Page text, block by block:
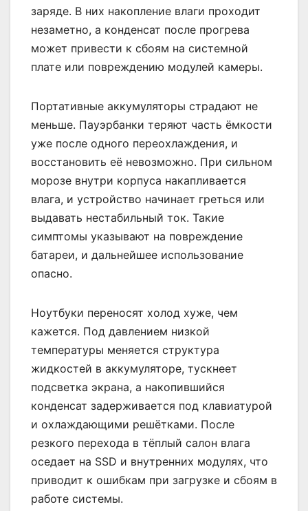
заряде. В них накопление влаги проходит
незаметно, а конденсат после прогрева
может привести к сбоям на системной
плате или повреждению модулей камеры.
Портативные аккумуляторы страдают не
меньше. Пауэрбанки теряют часть ёмкости
уже после одного переохлаждения, и
восстановить её невозможно. При сильном
морозе внутри корпуса накапливается
влага, и устройство начинает греться или
выдавать нестабильный ток. Такие
симптомы указывают на повреждение
батареи, и дальнейшее использование
опасно.
Ноутбуки переносят холод хуже, чем
кажется. Под давлением низкой
температуры меняется структура
жидкостей в аккумуляторе, тускнеет
подсветка экрана, а накопившийся
конденсат задерживается под клавиатурой
и охлаждающими решётками. После
резкого перехода в тёплый салон влага
оседает на SSD и внутренних модулях, что
приводит к ошибкам при загрузке и сбоям в
работе системы.